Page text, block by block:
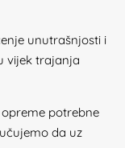
unutrašnjosti i
vijek trajanja
potrebne
da uz